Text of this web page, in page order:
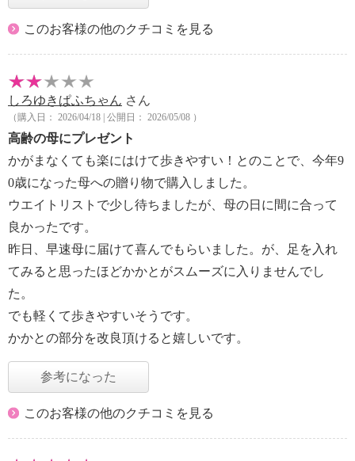
このお客様の他のクチコミを見る
しろゆきぱふちゃん さん
（購入日： 2026/04/18 | 公開日： 2026/05/08 ）
高齢の母にプレゼント
かがまなくても楽にはけて歩きやすい！とのことで、今年9
0歳になった母への贈り物で購入しました。
ウエイトリストで少し待ちましたが、母の日に間に合って
良かったです。
昨日、早速母に届けて喜んでもらいました。が、足を入れ
てみると思ったほどかかとがスムーズに入りませんでし
た。
でも軽くて歩きやすいそうです。
かかとの部分を改良頂けると嬉しいです。
参考になった
このお客様の他のクチコミを見る